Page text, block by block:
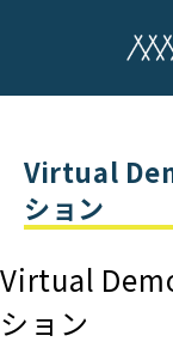
Virtual
ション
Virtual
ション